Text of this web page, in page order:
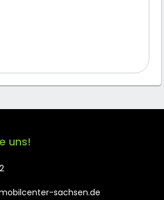
uns!
sachsen.de